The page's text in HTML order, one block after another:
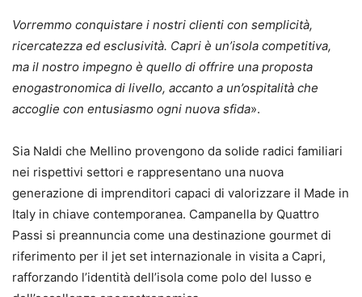
Vorremmo conquistare i nostri clienti con semplicità,
ricercatezza ed esclusività. Capri è un’isola competitiva,
ma il nostro impegno è quello di offrire una proposta
enogastronomica di livello, accanto a un’ospitalità che
accoglie con entusiasmo ogni nuova sfida».
Sia Naldi che Mellino provengono da solide radici familiari
nei rispettivi settori e rappresentano una nuova
generazione di imprenditori capaci di valorizzare il Made in
Italy in chiave contemporanea. Campanella by Quattro
Passi si preannuncia come una destinazione gourmet di
riferimento per il jet set internazionale in visita a Capri,
rafforzando l’identità dell’isola come polo del lusso e